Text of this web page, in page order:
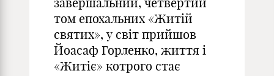
том епохальних «Житій
святих», у світ прийшов
Йоасаф Горленко, життя і
«Житіє» котрого стає